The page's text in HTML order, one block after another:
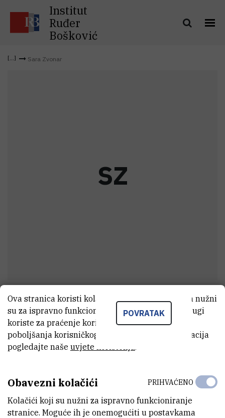
Institut
Ruđer
Bošković
Sara Zvonar
SZ
SaraZvonar
Asistent
Zavod za molekularnu medicinu
POVRATAK
Ova stranica koristi kolačiće. Neki od tih kolačića nužni
su za ispravno funkcioniranje stranice, dok se drugi
koriste za praćenje korištenja stranice radi
poboljšanja korisničkog iskustva. Za više informacija
pogledajte naše uvjete korištenja.
Obavezni kolačići
Kolačići koji su nužni za ispravno funkcioniranje
stranice. Moguće ih je onemogućiti u postavkama
PRIHVAĆENO